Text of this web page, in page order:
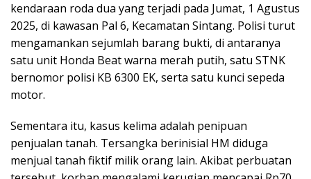
kendaraan roda dua yang terjadi pada Jumat, 1 Agustus
2025, di kawasan Pal 6, Kecamatan Sintang. Polisi turut
mengamankan sejumlah barang bukti, di antaranya
satu unit Honda Beat warna merah putih, satu STNK
bernomor polisi KB 6300 EK, serta satu kunci sepeda
motor.
Sementara itu, kasus kelima adalah penipuan
penjualan tanah. Tersangka berinisial HM diduga
menjual tanah fiktif milik orang lain. Akibat perbuatan